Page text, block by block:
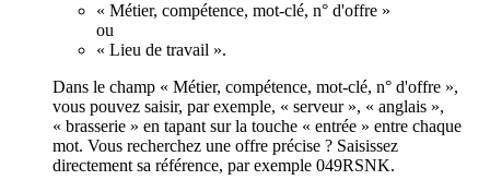
« Métier, compétence, mot-clé, n° d'offre »
ou
« Lieu de travail ».
Dans le champ « Métier, compétence, mot-clé, n° d'offre »,
vous pouvez saisir, par exemple, « serveur », « anglais »,
« brasserie » en tapant sur la touche « entrée » entre chaque
mot. Vous recherchez une offre précise ? Saisissez
directement sa référence, par exemple 049RSNK.